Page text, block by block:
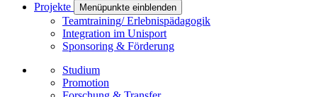
Projekte
Menüpunkte einblenden
Teamtraining/ Erlebnispädagogik
Integration im Unisport
Sponsoring & Förderung
Studium
Promotion